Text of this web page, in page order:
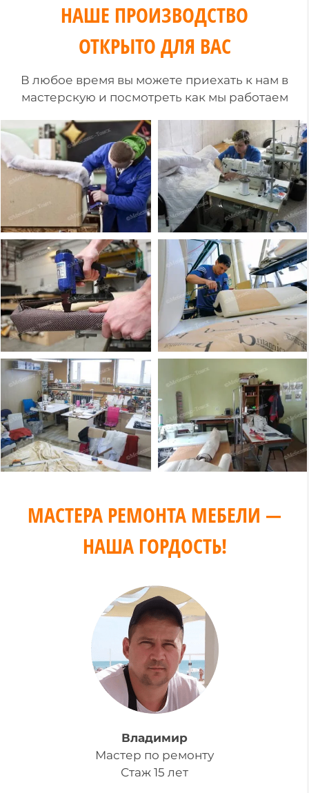
НАШЕ ПРОИЗВОДСТВО
ОТКРЫТО ДЛЯ ВАС
В любое время вы можете приехать к нам в
мастерскую и посмотреть как мы работаем
МАСТЕРА РЕМОНТА МЕБЕЛИ —
НАША ГОРДОСТЬ!
Владимир
Мастер по ремонту
Стаж 15 лет